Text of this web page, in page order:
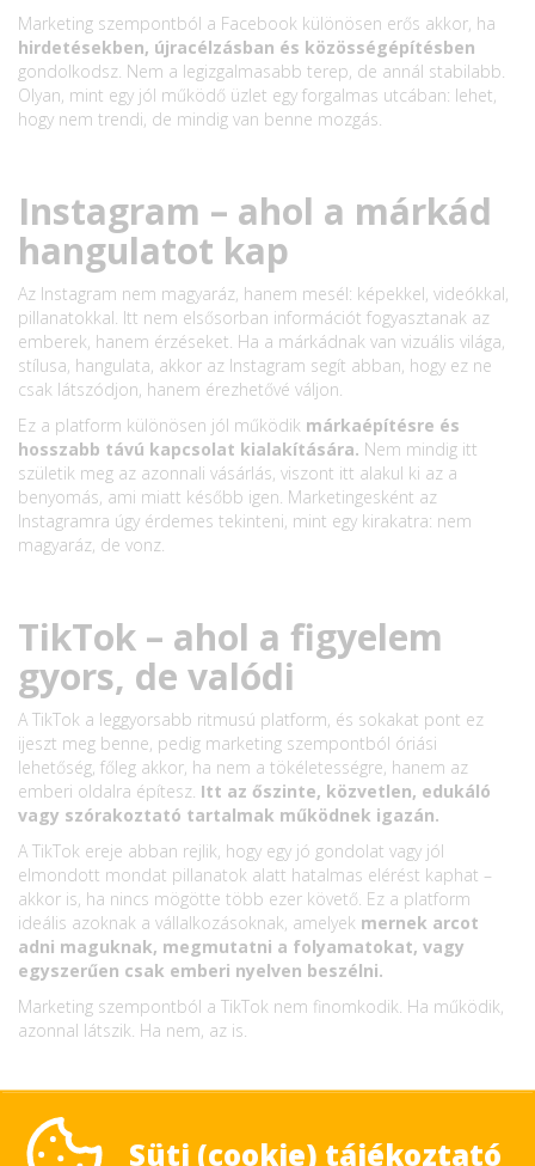
Marketing szempontból a Facebook különösen erős akkor, ha
hirdetésekben, újracélzásban és közösségépítésben
gondolkodsz. Nem a legizgalmasabb terep, de annál stabilabb.
Olyan, mint egy jól működő üzlet egy forgalmas utcában: lehet,
hogy nem trendi, de mindig van benne mozgás.
Instagram – ahol a márkád
hangulatot kap
Az Instagram nem magyaráz, hanem mesél: képekkel, videókkal,
pillanatokkal. Itt nem elsősorban információt fogyasztanak az
emberek, hanem érzéseket. Ha a márkádnak van vizuális világa,
stílusa, hangulata, akkor az Instagram segít abban, hogy ez ne
csak látszódjon, hanem érezhetővé váljon.
Ez a platform különösen jól működik márkaépítésre és
hosszabb távú kapcsolat kialakítására. Nem mindig itt
születik meg az azonnali vásárlás, viszont itt alakul ki az a
benyomás, ami miatt később igen. Marketingesként az
Instagramra úgy érdemes tekinteni, mint egy kirakatra: nem
magyaráz, de vonz.
TikTok – ahol a figyelem
gyors, de valódi
A TikTok a leggyorsabb ritmusú platform, és sokakat pont ez
ijeszt meg benne, pedig marketing szempontból óriási
lehetőség, főleg akkor, ha nem a tökéletességre, hanem az
emberi oldalra építesz. Itt az őszinte, közvetlen, edukáló
vagy szórakoztató tartalmak működnek igazán.
A TikTok ereje abban rejlik, hogy egy jó gondolat vagy jól
elmondott mondat pillanatok alatt hatalmas elérést kaphat –
akkor is, ha nincs mögötte több ezer követő. Ez a platform
ideális azoknak a vállalkozásoknak, amelyek mernek arcot
adni maguknak, megmutatni a folyamatokat, vagy
egyszerűen csak emberi nyelven beszélni.
Marketing szempontból a TikTok nem finomkodik. Ha működik,
azonnal látszik. Ha nem, az is.
LinkedIn – ahol a
Süti (cookie) tájékoztató